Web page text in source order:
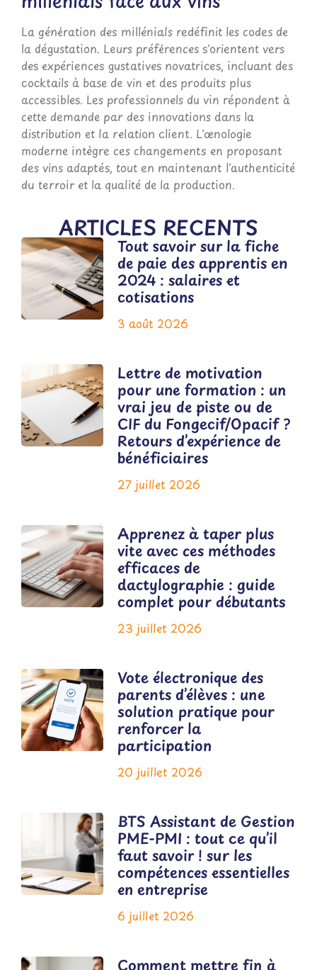
La génération des millénials redéfinit les codes de
la dégustation. Leurs préférences s'orientent vers
des expériences gustatives novatrices, incluant des
cocktails à base de vin et des produits plus
accessibles. Les professionnels du vin répondent à
cette demande par des innovations dans la
distribution et la relation client. L'œnologie
moderne intègre ces changements en proposant
des vins adaptés, tout en maintenant l'authenticité
du terroir et la qualité de la production.
ARTICLES RECENTS
Tout savoir sur la fiche
de paie des apprentis en
2024 : salaires et
cotisations
3 août 2026
Lettre de motivation
pour une formation : un
vrai jeu de piste ou de
CIF du Fongecif/Opacif ?
Retours d’expérience de
bénéficiaires
27 juillet 2026
Apprenez à taper plus
vite avec ces méthodes
efficaces de
dactylographie : guide
complet pour débutants
23 juillet 2026
Vote électronique des
parents d’élèves : une
solution pratique pour
renforcer la
participation
20 juillet 2026
BTS Assistant de Gestion
PME-PMI : tout ce qu’il
faut savoir ! sur les
compétences essentielles
en entreprise
6 juillet 2026
Comment mettre fin à